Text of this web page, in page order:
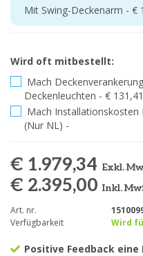
Mit Swing-Deckenarm - €
Wird oft mitbestellt:
Mach
Deckenleuchten - € 131,41
Mach
(Nur NL) -
€ 1.979,34 Exkl.
€ 2.395,00 Inkl.
Art. nr.
Verfügbarkeit
Wird
Positive Feedback eine